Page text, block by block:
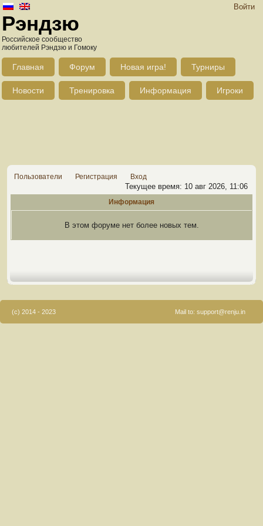
Войти
Рэндзю
Российское сообщество
любителей Рэндзю и Гомоку
Главная Форум Новая игра! Турниры
Новости Тренировка Информация Игроки
Пользователи Регистрация Вход
Текущее время: 10 авг 2026, 11:06
Информация
В этом форуме нет более новых тем.
(c) 2014 - 2023 Mail to: support@renju.in